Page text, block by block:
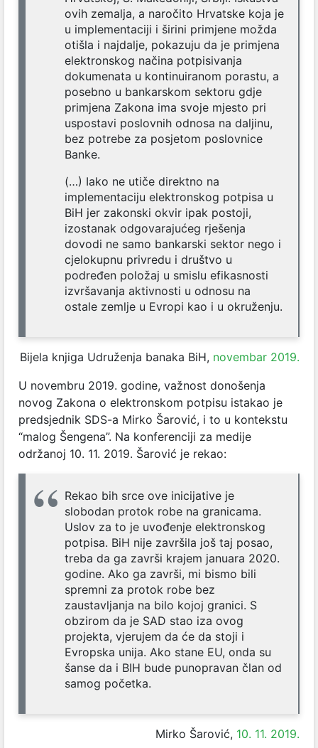
ovih zemalja, a naročito Hrvatske koja je
u implementaciji i širini primjene možda
otišla i najdalje, pokazuju da je primjena
elektronskog načina potpisivanja
dokumenata u kontinuiranom porastu, a
posebno u bankarskom sektoru gdje
primjena Zakona ima svoje mjesto pri
uspostavi poslovnih odnosa na daljinu,
bez potrebe za posjetom poslovnice
Banke.
(…) Iako ne utiče direktno na
implementaciju elektronskog potpisa u
BiH jer zakonski okvir ipak postoji,
izostanak odgovarajućeg rješenja
dovodi ne samo bankarski sektor nego i
cjelokupnu privredu i društvo u
podređen položaj u smislu efikasnosti
izvršavanja aktivnosti u odnosu na
ostale zemlje u Evropi kao i u okruženju.
Bijela knjiga Udruženja banaka BiH, novembar 2019.
U novembru 2019. godine, važnost donošenja
novog Zakona o elektronskom potpisu istakao je
predsjednik SDS-a Mirko Šarović, i to u kontekstu
“malog Šengena”. Na konferenciji za medije
održanoj 10. 11. 2019. Šarović je rekao:
Rekao bih srce ove inicijative je
slobodan protok robe na granicama.
Uslov za to je uvođenje elektronskog
potpisa. BiH nije završila još taj posao,
treba da ga završi krajem januara 2020.
godine. Ako ga završi, mi bismo bili
spremni za protok robe bez
zaustavljanja na bilo kojoj granici. S
obzirom da je SAD stao iza ovog
projekta, vjerujem da će da stoji i
Evropska unija. Ako stane EU, onda su
šanse da i BIH bude punopravan član od
samog početka.
Mirko Šarović, 10. 11. 2019.